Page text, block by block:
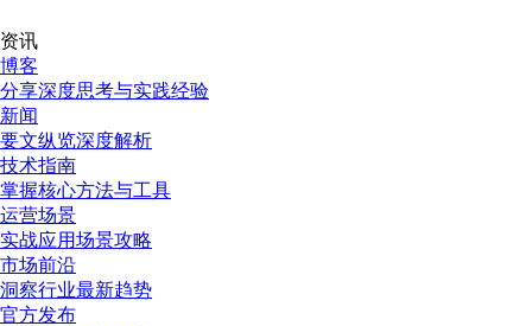
资讯
博客
分享深度思考与实践经验
新闻
要文纵览深度解析
技术指南
掌握核心方法与工具
运营场景
实战应用场景攻略
市场前沿
洞察行业最新趋势
官方发布